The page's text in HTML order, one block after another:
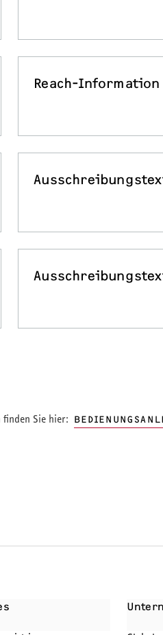
Reach-Information
finden Sie hier: